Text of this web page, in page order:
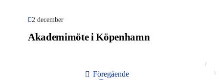
2 december
Akademimöte i Köpenhamn
Föregående